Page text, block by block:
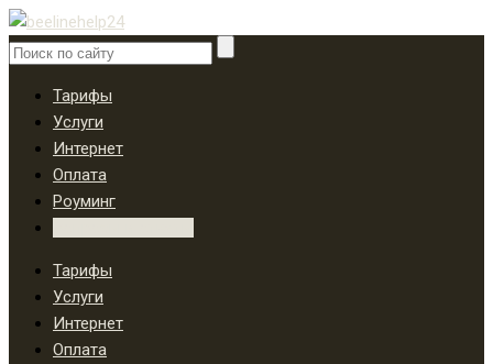
Тарифы
Услуги
Интернет
Оплата
Роуминг
Тарифы
Услуги
Интернет
Оплата